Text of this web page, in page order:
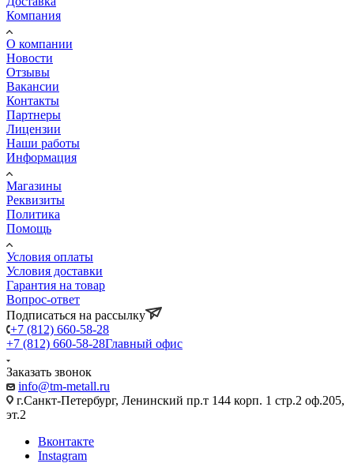
Компания
О компании
Новости
Отзывы
Вакансии
Контакты
Партнеры
Лицензии
Наши работы
Информация
Магазины
Реквизиты
Политика
Помощь
Условия оплаты
Условия доставки
Гарантия на товар
Вопрос-ответ
Подписаться на рассылку
+7 (812) 660-58-28
+7 (812) 660-58-28Главный офис
Заказать звонок
info@tm-metall.ru
г.Санкт-Петербург, Ленинский пр.т 144 корп. 1 стр.2 оф.205,
эт.2
Вконтакте
Instagram